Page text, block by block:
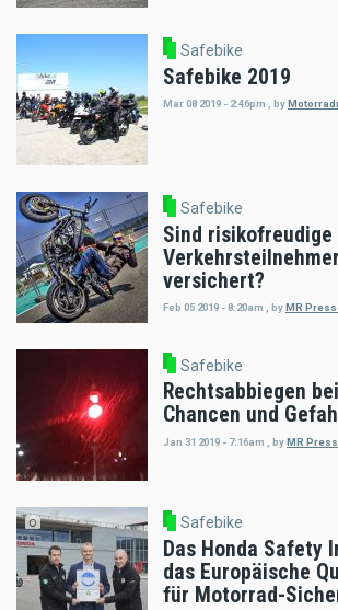
Safebike
Safebike 2019
Mar 08 2019 - 2:46pm by
Safebike
Sind risikofreudige
versichert?
Feb 05 2019 - 8:20am byMR
Safebike
Rechtsabbiegen
Chancen und
Jan 31 2019 - 7:16am byMR
Safebike
Das Honda Safety
das Europäische
für Motorrad-